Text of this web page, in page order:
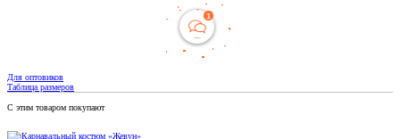
Для оптовиков
Таблица размеров
С этим товаром покупают